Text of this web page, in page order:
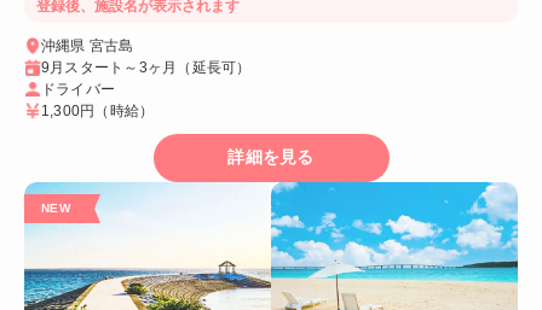
登録後、施設名が表示されます
沖縄県 宮古島
9月スタート～3ヶ月（延長可）
ドライバー
1,300円 （時給）
詳細を見る